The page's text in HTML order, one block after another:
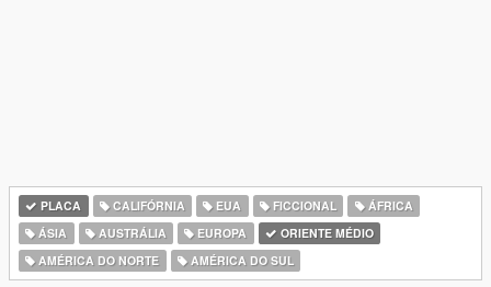
PLACA CALIFÓRNIA EUA FICCIONAL
ÁFRICA
ÁSIA
AUSTRÁLIA EUROPA
ORIENTE MÉDIO
AMÉRICA DO NORTE
AMÉRICA DO SUL